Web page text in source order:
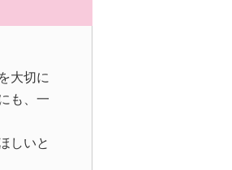
大切に
も、一
しいと